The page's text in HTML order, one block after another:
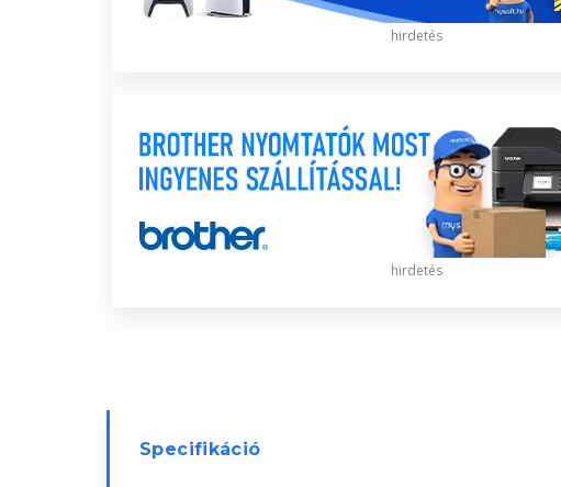
hirdetés
hirdetés
Specifikáció